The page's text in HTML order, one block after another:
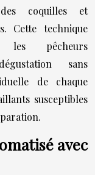
coquilles et
Cette technique
les pêcheurs
sans
de chaque
susceptibles
avec